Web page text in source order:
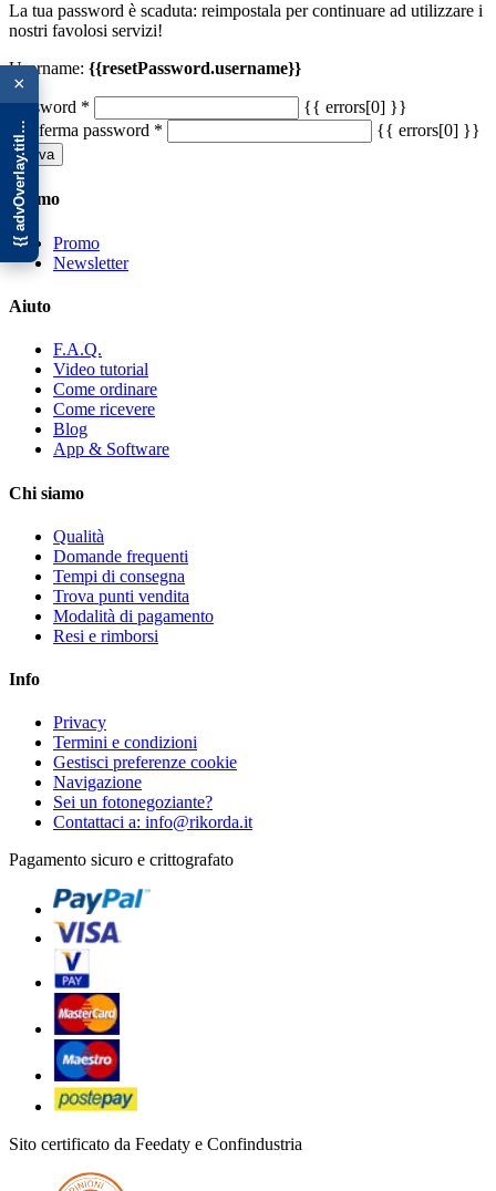
×
{{ advOverlay.title || 'Promo' }}
La tua password è scaduta: reimpostala per continuare ad utilizzare i
nostri favolosi servizi!
Username: {{resetPassword.username}}
Password *
{{ errors[0] }}
Conferma password * {{ errors[0] }}
Salva
Promo
Promo
Newsletter
Aiuto
F.A.Q.
Video tutorial
Come ordinare
Come ricevere
Blog
App & Software
Chi siamo
Qualità
Domande frequenti
Tempi di consegna
Trova punti vendita
Modalità di pagamento
Resi e rimborsi
Info
Privacy
Termini e condizioni
Gestisci preferenze cookie
Navigazione
Sei un fotonegoziante?
Contattaci a: info@rikorda.it
Pagamento sicuro e crittografato
Sito certificato da Feedaty e Confindustria